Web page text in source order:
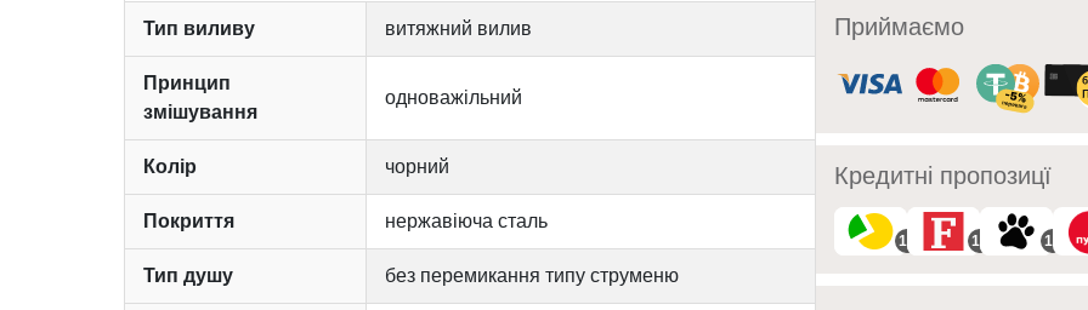
Тип виливу витяжний вилив
Принцип
змішування
одноважільний
Колір чорний
Покриття нержавіюча сталь
Тип душу без перемикання типу струменю
Приймаємо
Кредитні пропозицї
10 10 10